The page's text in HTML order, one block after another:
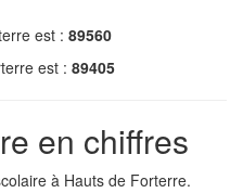
est : 89560
est : 89405
en chiffres
à Hauts de Forterre.